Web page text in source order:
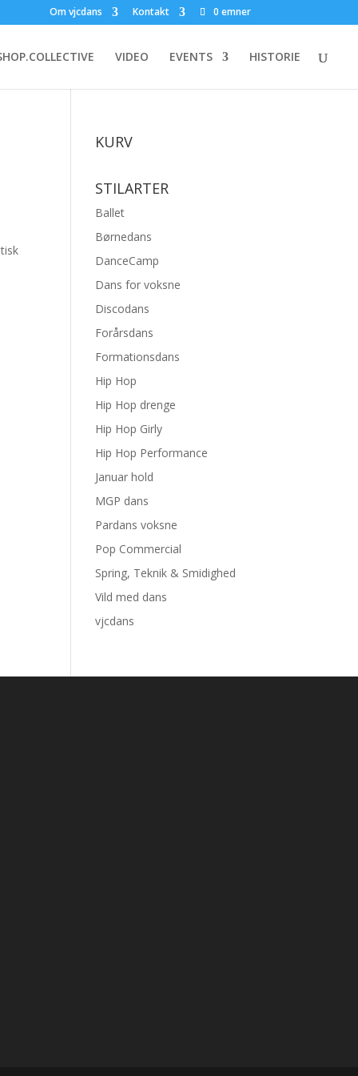
Om vjcdans Kontakt 0 emner
VIDEO EVENTS HISTORIE
KURV
STILARTER
Ballet
Børnedans
DanceCamp
Dans for voksne
Discodans
Forårsdans
Formationsdans
Hip Hop
Hip Hop drenge
Hip Hop Girly
Hip Hop Performance
Januar hold
MGP dans
Pardans voksne
Pop Commercial
Spring, Teknik & Smidighed
Vild med dans
vjcdans